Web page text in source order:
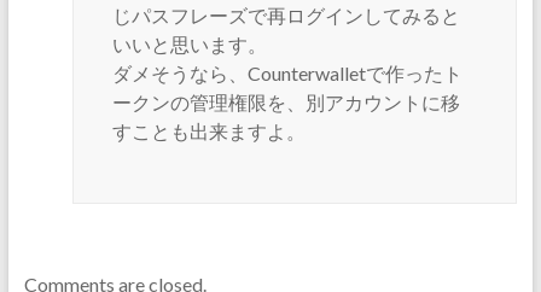
じパスフレーズで再ログインしてみると
いいと思います。
ダメそうなら、Counterwalletで作ったト
ークンの管理権限を、別アカウントに移
すことも出来ますよ。
Comments are closed.